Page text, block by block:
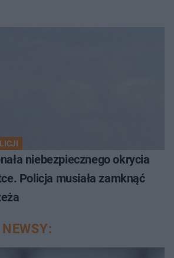
niebezpiecznego okrycia
Policja musiała zamknąć